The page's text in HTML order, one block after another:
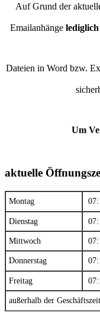
Auf Grund der
Emailanhänge
Dateien in Word bzw.
Um
aktuelle
Montag
Dienstag
Mittwoch
Donnerstag
Freitag
außerhalb der